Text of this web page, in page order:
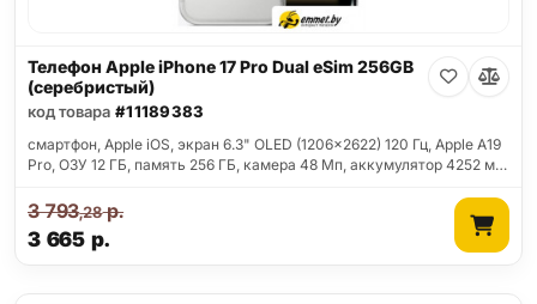
Телефон Apple iPhone 17 Pro Dual eSim 256GB
(серебристый)
код товара #11189383
смартфон, Apple iOS, экран 6.3" OLED (1206x2622) 120 Гц, Apple A19
Pro, ОЗУ 12 ГБ, память 256 ГБ, камера 48 Мп, аккумулятор 4252 м…
3 665 р.
3 793,28р.